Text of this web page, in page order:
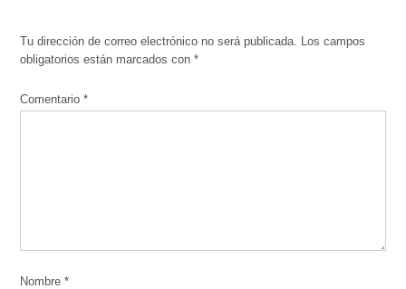
Tu dirección de correo electrónico no será publicada. Los campos
obligatorios están marcados con*
Comentario*
Nombre*